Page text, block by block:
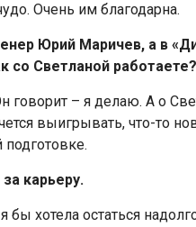
Очень им благодарна.
Юрий Маричев, а в
со Светланой работаете?
говорит – я делаю. А о
выигрывать, что-то
карьеру.
бы хотела остаться